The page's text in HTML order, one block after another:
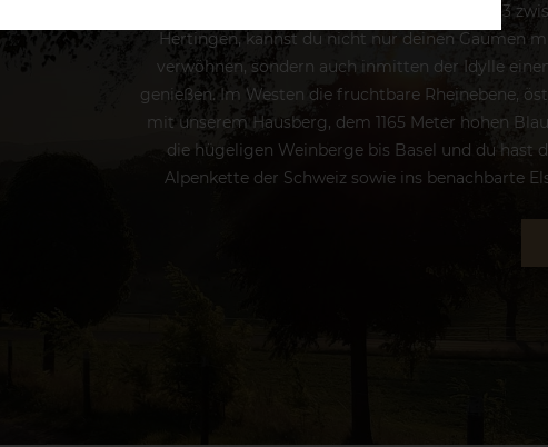
Auf dem Schliengener Berg, direkt an der B3
Hertingen, kannst du nicht nur deinen Gaumen
verwöhnen, sondern auch inmitten der Idylle
genießen. Im Westen die fruchtbare Rheinebene,
mit unserem Hausberg, dem 1165 Meter hohen
die hügeligen Weinberge bis Basel und du hast
Alpenkette der Schweiz sowie ins benachbarte